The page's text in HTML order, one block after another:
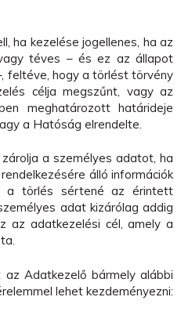
ha kezelése jogellenes, ha az
téves – és ez az állapot
feltéve, hogy a törlést törvény
célja megszűnt, vagy az
meghatározott határideje
a Hatóság elrendelte.
a személyes adatot, ha
álló információk
a törlés sértené az érintett
adat kizárólag addig
az adatkezelési cél, amely a
Adatkezelő bármely alábbi
lehet kezdeményezni: